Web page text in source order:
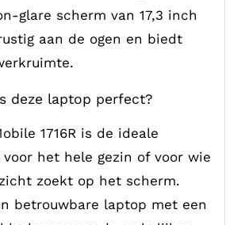
glare scherm van 17,3 inch
aan de ogen en biedt
deze laptop perfect?
1716R is de ideale
het hele gezin of voor wie
zoekt op het scherm.
betrouwbare laptop met een